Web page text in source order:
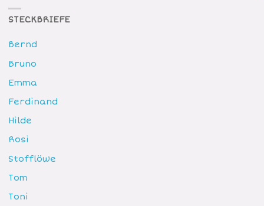
STECKBRIEFE
Bernd
Bruno
Emma
Ferdinand
Hilde
Rosi
Stofflöwe
Tom
Toni